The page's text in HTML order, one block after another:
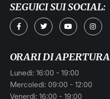
ORARI DI APERTURA
Lunedì: 16:00 - 19:00
Mercoledì: 09:00 - 12:00
Venerdì: 16:00 - 19:00
SEGUICI SUI SOCIAL: